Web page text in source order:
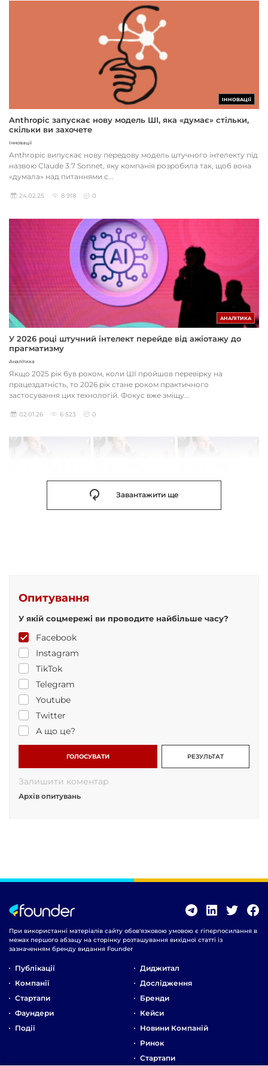
ІННОВАЦІЇ
Anthropic запускає нову модель ШІ, яка «думає» стільки,
скільки ви захочете
Інновації
Anthropic випускає нову передову модель штучного інтелекту під
назвою Claude 3.7 Sonnet, яку компанія розробила так, щоб вона
«думала» над питаннями с...
24.02.25 8 918 0
АНАЛІТИКА
У 2026 році штучний інтелект перейде від ажіотажу до
прагматизму
Аналітика
Якщо 2025 рік був роком, коли ШІ пройшов перевірку на
працездатність, то 2026 рік стане роком практичного
застосування цих технологій. Фокус вже зміщу...
02.01.26 6 523 0
Завантажити ще
Опитування
У якій соцмережі ви проводите найбільше часу?
Facebook
Instagram
TikTok
Telegram
Youtube
Twitter
А що це?
ГОЛОСУВАТИ РЕЗУЛЬТАТ
Залишити коментар
Архів опитувань
При використанні матеріалів сайту обов'язковою умовою є гіперпосилання в
межах першого абзацу на сторінку розташування вихідної статті із
зазначенням бренду видання Founder
Публікації
Компанії
Стартапи
Фаундери
Події
Диджитал
Дослідження
Бренди
Кейси
Новини Компаній
Ринок
Стартапи